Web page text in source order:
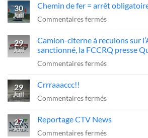
30
Juil
Chemin de fer = arrêt
Commentaires ferméssur
de
fer
=
??
29
Juil
Camion-citerne à reculons sur
sanctionné, la FCCRQ presse
Commentaires ferméssur
à
sur
l’A-
29
Juil
Crrraaaccc!!
Commentaires ferméssur
27
Juil
Reportage CTV News
Commentaires ferméssur